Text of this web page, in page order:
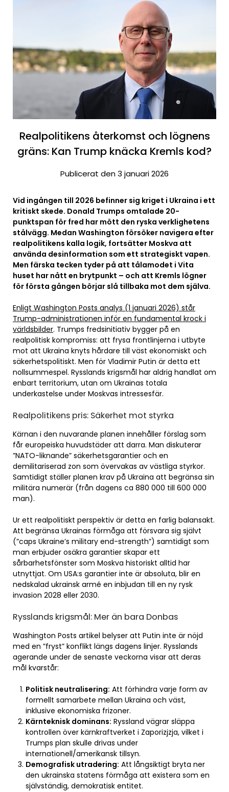
Realpolitikens återkomst och lögnens
gräns: Kan Trump knäcka Kremls kod?
Publicerat den 3 januari 2026
Vid ingången till 2026 befinner sig kriget i Ukraina i ett
kritiskt skede. Donald Trumps omtalade 20-
punktspan för fred har mött den ryska verklighetens
stålvägg. Medan Washington försöker navigera efter
realpolitikens kalla logik, fortsätter Moskva att
använda desinformation som ett strategiskt vapen.
Men färska tecken tyder på att tålamodet i Vita
huset har nått en brytpunkt – och att Kremls lögner
för första gången börjar slå tillbaka mot dem själva.
Enligt Washington Posts analys (1 januari 2026) står
Trump-administrationen inför en fundamental krock i
världsbilder. Trumps fredsinitiativ bygger på en
realpolitisk kompromiss: att frysa frontlinjerna i utbyte
mot att Ukraina knyts hårdare till väst ekonomiskt och
säkerhetspolitiskt. Men för Vladimir Putin är detta ett
nollsummespel. Rysslands krigsmål har aldrig handlat om
enbart territorium, utan om Ukrainas totala
underkastelse under Moskvas intressesfär.
Realpolitikens pris: Säkerhet mot styrka
Kärnan i den nuvarande planen innehåller förslag som
får europeiska huvudstäder att darra. Man diskuterar
”NATO-liknande” säkerhetsgarantier och en
demilitariserad zon som övervakas av västliga styrkor.
Samtidigt ställer planen krav på Ukraina att begränsa sin
militära numerär (från dagens ca 880 000 till 600 000
man).
Ur ett realpolitiskt perspektiv är detta en farlig balansakt.
Att begränsa Ukrainas förmåga att försvara sig självt
(”caps Ukraine’s military end-strength”) samtidigt som
man erbjuder osäkra garantier skapar ett
sårbarhetsfönster som Moskva historiskt alltid har
utnyttjat. Om USA:s garantier inte är absoluta, blir en
nedskalad ukrainsk armé en inbjudan till en ny rysk
invasion 2028 eller 2030.
Rysslands krigsmål: Mer än bara Donbas
Washington Posts artikel belyser att Putin inte är nöjd
med en ”fryst” konflikt längs dagens linjer. Rysslands
agerande under de senaste veckorna visar att deras
mål kvarstår:
Politisk neutralisering: Att förhindra varje form av
formellt samarbete mellan Ukraina och väst,
inklusive ekonomiska frizoner.
Kärnteknisk dominans: Ryssland vägrar släppa
kontrollen över kärnkraftverket i Zaporizjzja, vilket i
Trumps plan skulle drivas under
internationell/amerikansk tillsyn.
Demografisk utradering: Att långsiktigt bryta ner
den ukrainska statens förmåga att existera som en
självständig, demokratisk entitet.